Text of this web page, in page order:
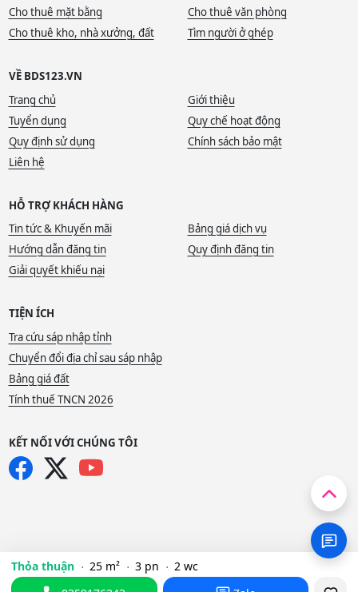
Thỏa thuận 25 m² 3 pn
2 wc
Cho thuê mặt bằng
Cho thuê văn phòng
Cho thuê kho, nhà xưởng, đất
Tìm người ở ghép
VỀ BDS123.VN
Trang chủ
Giới thiệu
Tuyển dụng
Quy chế hoạt động
Quy định sử dụng
Chính sách bảo mật
Liên hệ
HỖ TRỢ KHÁCH HÀNG
Tin tức & Khuyến mãi
Bảng giá dịch vụ
Hướng dẫn đăng tin
Quy định đăng tin
Giải quyết khiếu nại
TIỆN ÍCH
Tra cứu sáp nhập tỉnh
Chuyển đổi địa chỉ sau sáp nhập
Bảng giá đất
Tính thuế TNCN 2026
KẾT NỐI VỚI CHÚNG TÔI